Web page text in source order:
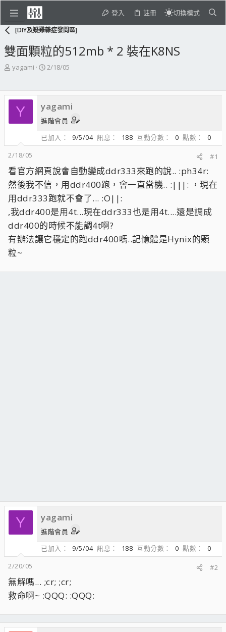
登入 註冊 切換模式
[DIY及疑難雜症發問區]
雙面顆粒的512mb * 2 裝在K8NS
主
起
人
yagami
開
期
2/18/05
Y yagami
進階會員
已加入
9/5/04 訊息 188 互動分數 0 點數
0
2/18/05
#1
看官方網頁說會自動變成ddr333來跑的說.. :ph34r:
然後我不信，用ddr400跑，會一直當機.. :|||: ，現在
用ddr333跑就不會了... :O||:
,我ddr400是用4t...現在ddr333也是用4t....還是調成
ddr400的時候不能調4t啊?
有辦法讓它穩定的跑ddr400嗎..記憶體是Hynix的顆
粒~
Y yagami
進階會員
已加入
9/5/04 訊息 188 互動分數 0 點數
0
2/20/05
#2
無解嗎... ;cr; ;cr;
救命啊~ :QQQ: :QQQ: